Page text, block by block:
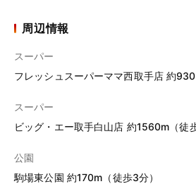
周辺情報
スーパー
フレッシュスーパーママ西取手店 約
スーパー
ビッグ・エー取手白山店 約1560m（徒
公園
駒場東公園 約170m（徒歩3分）